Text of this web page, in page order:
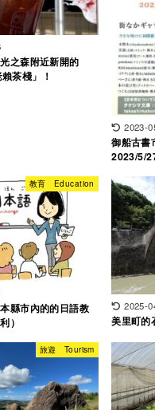
之森附近新開的
茶棧」！
2023-
御船古書
2023/5/
教育 Education
本縣市內的的日語教
）
2025-
美里町的
旅遊 Tourism